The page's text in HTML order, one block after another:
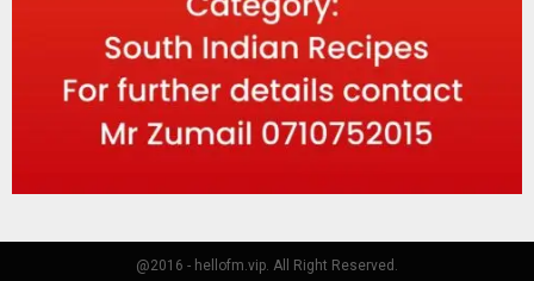
@2016 - hellofm.vip. All Right Reserved.